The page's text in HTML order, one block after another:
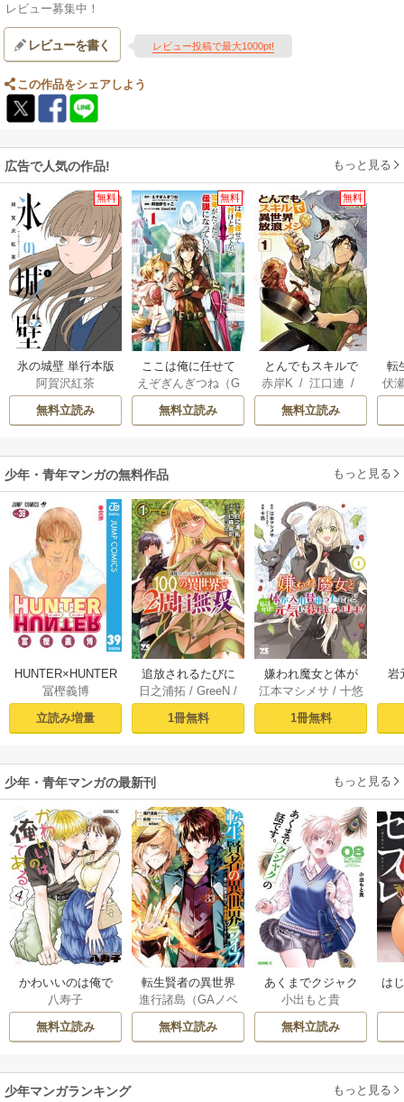
レビュー募集中！
レビューを書く レビュー投稿で最大1000pt!
この作品をシェアしよう
広告で人気の作品! もっと見る
無料
氷の城壁 単行本版
【フルカラー】
阿賀沢紅茶
無料立読み
無料
ここは俺に任せて
先に行けと言って
から10年がたった
ら伝説になってい
えぞぎんぎつね（G
Aノベル／SBクリ
エイティブ刊）
eCHA
無料立読み
無料
とんでもスキルで
異世界放浪メシ
赤岸K / 江口連 /
雅
無料立読み
転
伏
少年・青年マンガの無料作品 もっと見る
HUNTER×HUNTER
モノクロ版 39
冨樫義博
立読み増量
追放されるたびに
スキルを手に入れ
た俺が、100の異世
界で2周目無双【電
日之浦拓 /GreeN /
仁森島司
1冊無料
嫌われ魔女と体が
入れ替わったけれ
ど、私は今日も元
気に暮らしていま
本】 1
江本マシメサ / 十悠
1冊無料
岩
少年・青年マンガの最新刊 もっと見る
かわいいのは俺で
ある 4巻
八寿子
無料立読み
転生賢者の異世界
ライフ～第二の職
業を得て、世界最
強になりました～ 3
進行諸島（GAノベ
ル／SBクリエイテ
ィブ刊）/彭傑（Fr
花風花
無料立読み
あくまでクジャク
の話です。 8巻
小出もと貴
無料立読み
は
少年マンガランキング もっと見る